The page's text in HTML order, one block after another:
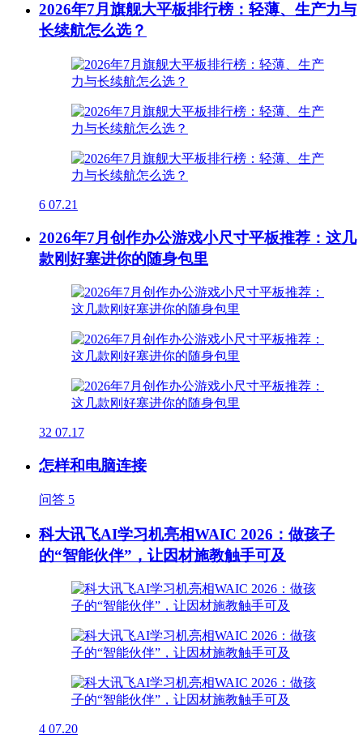
2026年7月旗舰大平板排行榜：轻薄、生产力与
长续航怎么选？
6 07.21
2026年7月创作办公游戏小尺寸平板推荐：这几
款刚好塞进你的随身包里
32 07.17
怎样和电脑连接
问答 5
科大讯飞AI学习机亮相WAIC 2026：做孩子
的“智能伙伴”，让因材施教触手可及
4 07.20